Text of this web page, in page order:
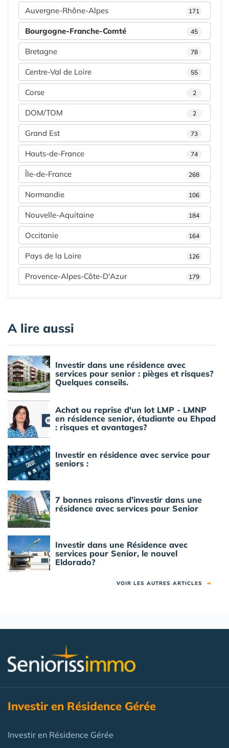
Auvergne-Rhône-Alpes 171
Bourgogne-Franche-Comté 45
Bretagne 78
Centre-Val de Loire 55
Corse 2
DOM/TOM 2
Grand Est 73
Hauts-de-France 74
Île-de-France 268
Normandie 106
Nouvelle-Aquitaine 184
Occitanie 164
Pays de la Loire 126
Provence-Alpes-Côte-D'Azur 179
A lire aussi
Investir dans une résidence avec
services pour senior : pièges et risques?
Quelques conseils.
Achat ou reprise d'un lot LMP - LMNP
en résidence senior, étudiante ou Ehpad
: risques et avantages?
Investir en résidence avec service pour
seniors :
7 bonnes raisons d'investir dans une
résidence avec services pour Senior
Investir dans une Résidence avec
services pour Senior, le nouvel
Eldorado?
VOIR LES AUTRES ARTICLES ➜
Investir en Résidence Gérée
Investir en Résidence Gérée